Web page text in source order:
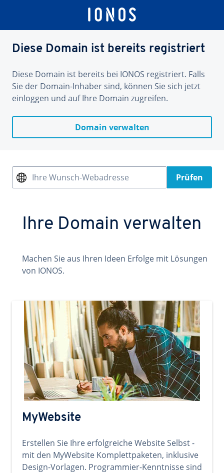
Diese Domain ist bereits registriert
Diese Domain ist bereits bei IONOS registriert. Falls
Sie der Domain-Inhaber sind, können Sie sich jetzt
einloggen und auf Ihre Domain zugreifen.
Domain verwalten
Ihre Wunsch-Webadresse Prüfen
Ihre Domain verwalten
Machen Sie aus Ihren Ideen Erfolge mit Lösungen
von IONOS.
MyWebsite
Erstellen Sie Ihre erfolgreiche Website Selbst -
mit den MyWebsite Komplettpaketen, inklusive
Design-Vorlagen. Programmier-Kenntnisse sind